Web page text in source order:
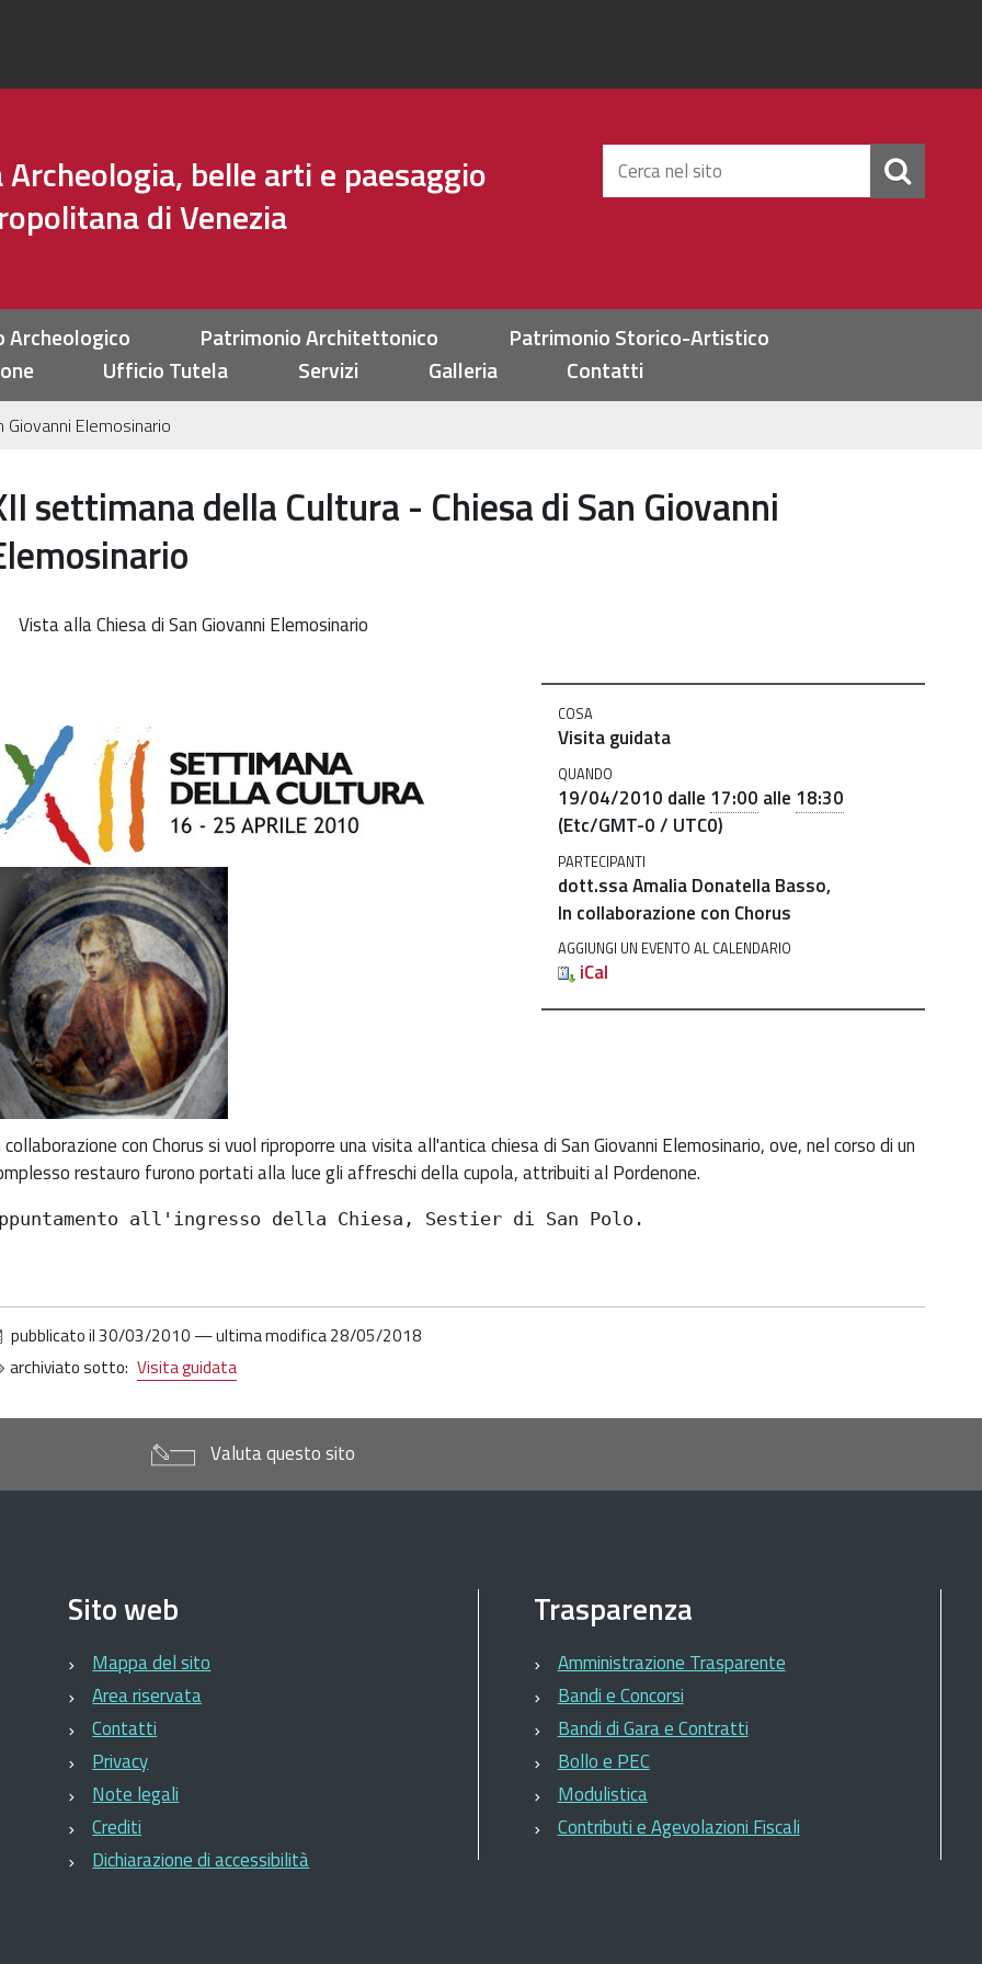
belle arti e paesaggio
di Venezia
Cerca
nel
Archeologico Patrimonio Architettonico
Patrimonio Storico-Artistico
Ufficio Tutela Servizi Galleria Contatti
Giovanni Elemosinario
settimana della Cultura - Chiesa di San Giovanni
Vista alla Chiesa di San Giovanni Elemosinario
settimana-
della-
cuoltura-
chiesa-
giovanni-
elemosinario
XII
della
COSA
Visita guidata
QUANDO
19/04/2010 dalle 17:00 alle 18:30
(Etc/GMT-0 / UTC0)
PARTECIPANTI
dott.ssa Amalia Donatella Basso,
In collaborazione con Chorus
AGGIUNGI UN EVENTO AL CALENDARIO
iCal
collaborazione con Chorus si vuol riproporre una visita all'antica chiesa di San Giovanni Elemosinario, ove, nel corso di un
restauro furono portati alla luce gli affreschi della cupola, attribuiti al Pordenone.
all'ingresso della Chiesa, Sestier di San Polo.
pubblicato il30/03/2010 —ultima modifica28/05/2018
archiviato sotto: Visita guidata
Valuta questo sito
Sito web
Mappa del sito
Area riservata
Contatti
Privacy
Note legali
Crediti
Dichiarazione di accessibilità
Trasparenza
Amministrazione Trasparente
Bandi e Concorsi
Bandi di Gara e Contratti
Bollo e PEC
Modulistica
Contributi e Agevolazioni Fiscali